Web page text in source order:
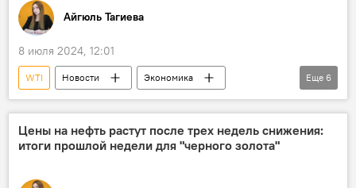
Айгюль Тагиева
8 июля 2024, 12:01
WTI Новости
Экономика
Нефть
Цена нефти
котировки
биржевые цены
баррель
Еще 6
Цены на нефть растут после трех недель снижения:
итоги прошлой недели для "черного золота"